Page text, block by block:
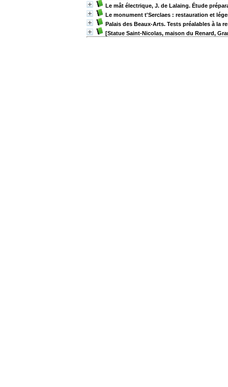
Le mât électrique, J. de Lalaing. Étude
Le monument t'Serclaes : restauration et
Palais des Beaux-Arts. Tests préalables à la
[Statue Saint-Nicolas, maison du Renard,